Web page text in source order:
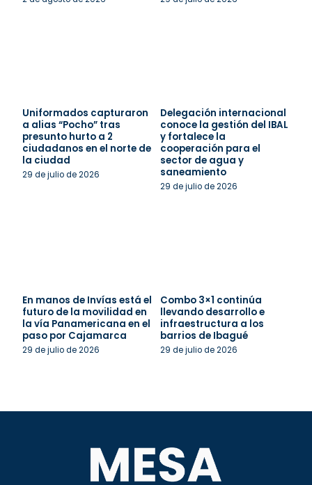
Uniformados capturaron
a alias “Pocho” tras
presunto hurto a 2
ciudadanos en el norte de
la ciudad
29 de julio de 2026
Delegación internacional
conoce la gestión del IBAL
y fortalece la
cooperación para el
sector de agua y
saneamiento
29 de julio de 2026
En manos de Invías está el
futuro de la movilidad en
la vía Panamericana en el
paso por Cajamarca
29 de julio de 2026
Combo 3×1 continúa
llevando desarrollo e
infraestructura a los
barrios de Ibagué
29 de julio de 2026